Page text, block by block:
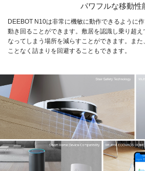
パワフルな移動性
DEEBOT N10は非常に機敏に動作できるように
動き回ることができます。敷居を認識し乗り超
なってしまう場所を減らすことができます。ま
ことなく詰まりを回避することもできます。